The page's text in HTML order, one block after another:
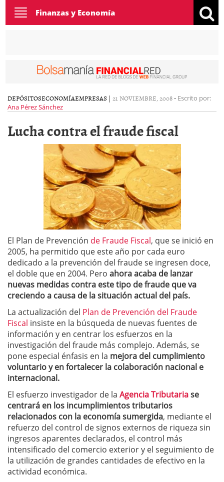
Toggle
navigation
Finanzas y Economía
DEPÓSITOSECONOMÍAEMPRESAS | 21 NOVIEMBRE, 2008- Escrito por:
Ana Pérez Sánchez
Lucha contra el fraude fiscal
El Plan de Prevención de Fraude Fiscal, que se inició en
2005, ha permitido que este año por cada euro
dedicado a la prevención del fraude se ingresen doce,
el doble que en 2004. Pero ahora acaba de lanzar
nuevas medidas contra este tipo de fraude que va
creciendo a causa de la situación actual del país.
La actualización del Plan de Prevención del Fraude
Fiscal insiste en la búsqueda de nuevas fuentes de
información y en centrar los esfuerzos en la
investigación del fraude más complejo. Además, se
pone especial énfasis en la mejora del cumplimiento
voluntario y en fortalecer la colaboración nacional e
internacional.
El esfuerzo investigador de la Agencia Tributariase
centrará en los incumplimientos tributarios
relacionados con la economía sumergida, mediante el
refuerzo del control de signos externos de riqueza sin
ingresos aparentes declarados, el control más
intensificado del comercio exterior y el seguimiento de
la utilización de grandes cantidades de efectivo en la
actividad económica.